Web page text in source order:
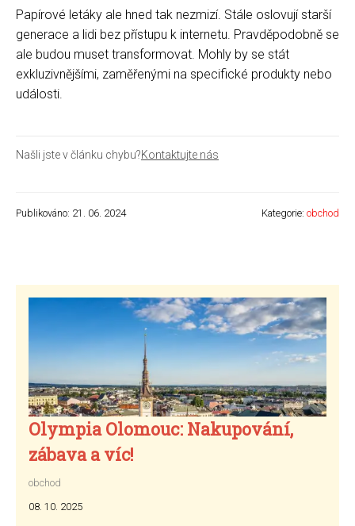
Papírové letáky ale hned tak nezmizí. Stále oslovují starší
generace a lidi bez přístupu k internetu. Pravděpodobně se
ale budou muset transformovat. Mohly by se stát
exkluzivnějšími, zaměřenými na specifické produkty nebo
události.
Našli jste v článku chybu?Kontaktujte nás
Publikováno: 21. 06. 2024 Kategorie: obchod
Olympia Olomouc: Nakupování,
zábava a víc!
obchod
08. 10. 2025